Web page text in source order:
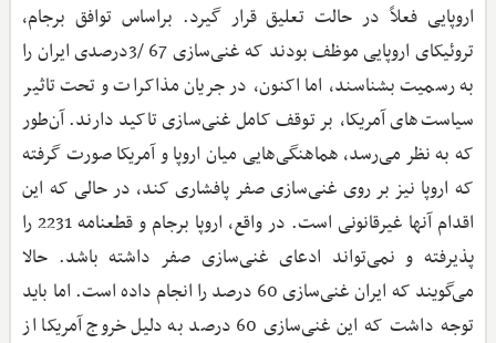
اروپایی فعلاً در حالت تعلیق قرار گیرد. براساس توافق برجام،
تروئیکای اروپایی موظف بودند که غنی‌سازی 67 /3درصدی ایران را
به رسمیت بشناسند، اما اکنون، در جریان مذاکرات و تحت تاثیر
سیاست‌های آمریکا، بر توقف کامل غنی‌سازی تاکید دارند. آن‌طور
که به نظر می‌رسد، هماهنگی‌هایی میان اروپا و آمریکا صورت گرفته
که اروپا نیز بر روی غنی‌سازی صفر پافشاری کند، در حالی که این
اقدام آنها غیرقانونی است. در واقع، اروپا برجام و قطعنامه 2231 را
پذیرفته و نمی‌تواند ادعای غنی‌سازی صفر داشته باشد. حالا
می‌گویند که ایران غنی‌سازی 60 درصد را انجام داده است. اما باید
توجه داشت که این غنی‌سازی 60 درصد به دلیل خروج آمریکا از